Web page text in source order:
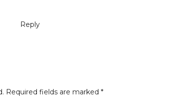
Reply
Required fields are marked *